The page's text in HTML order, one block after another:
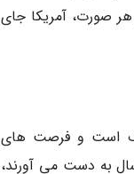
هر صورت، آمریکا جای
است و فرصت های
تابان وجود دارد. دانشمندان به طور میانه حدود 67,000 دلار در سال به دست می آورند،